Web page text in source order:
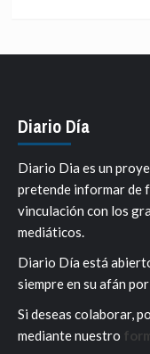
Diario Día
Diario Dia es un
pretende informar de
vinculación con los
mediáticos.
Diario Día está
siempre en su afán
Si deseas colaborar,
mediante nuestro